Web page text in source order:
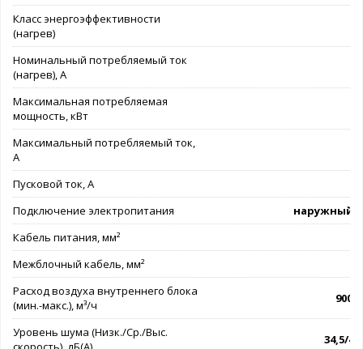
Класс энергоэффективности
(нагрев)
Номинальный потребляемый ток
(нагрев), А
Максимальная потребляемая
мощность, кВт
Максимальный потребляемый ток,
А
Пусковой ток, А
Подключение электропитания
наружный
Кабель питания, мм²
Межблочный кабель, мм²
Расход воздуха внутреннего блока
(мин.-макс.), м³/ч
900 -
Уровень шума (Низк./Ср./Выс.
34,5/